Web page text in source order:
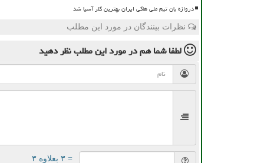
دروازه بان تیم ملی هاکی ایران بهترین گلر آسیا شد
نظرات بینندگان در مورد این مطلب
لطفا شما همدر مورد این مطلبنظر دهید
= ۳ بعلاوه ۳